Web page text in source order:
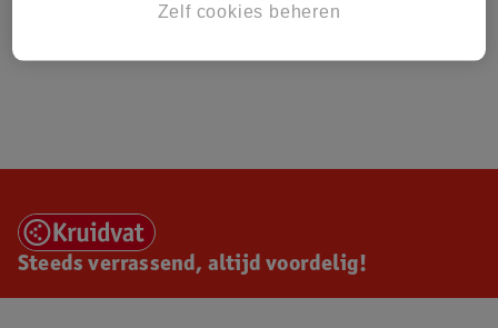
Steeds verrassend, altijd voordelig!
Zelf cookies beheren